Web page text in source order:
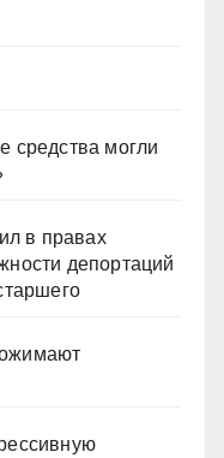
средства могли
в правах
депортаций